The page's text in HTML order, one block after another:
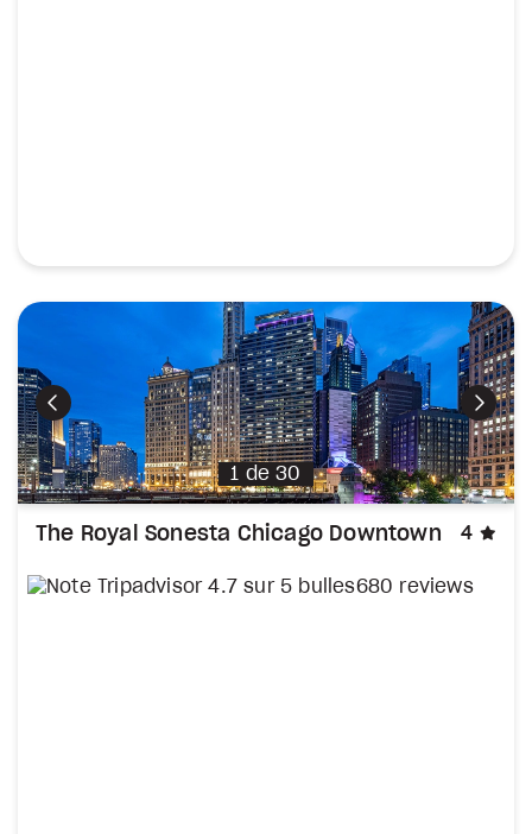
Précédent
1 de30
The Royal Sonesta Chicago Downtown 4
680 reviews